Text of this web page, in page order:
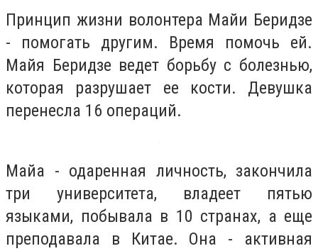
Принцип жизни волонтера Майи Беридзе
- помогать другим. Время помочь ей.
Майя Беридзе ведет борьбу с болезнью,
которая разрушает ее кости. Девушка
перенесла 16 операций.
Майа - одаренная личность, закончила
три университета, владеет пятью
языками, побывала в 10 странах, а еще
преподавала в Китае. Она - активная